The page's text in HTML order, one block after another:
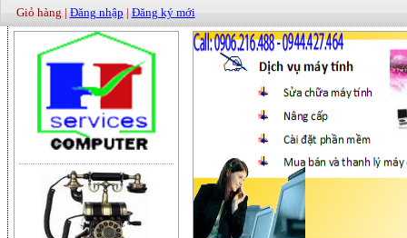
Giỏ hàng | Đăng nhập | Đăng ký mới